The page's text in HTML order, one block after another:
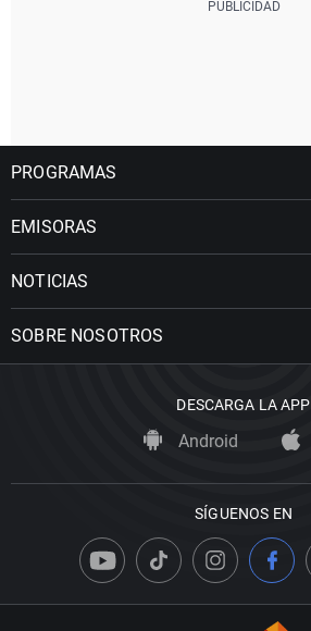
PROGRAMAS
EMISORAS
NOTICIAS
SOBRE NOSOTROS
DESCARGA LA APP
Android
SÍGUENOS EN